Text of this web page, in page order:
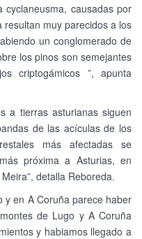
causadas por
resultan muy parecidos a los
un conglomerado de
los pinos son semejantes
criptogámicos ”, apunta
a tierras asturianas siguen
de las acículas de los
más afectadas se
próxima a Asturias, en
detalla Reboreda.
y en A Coruña parece haber
de Lugo y A Coruña
y habiamos llegado a